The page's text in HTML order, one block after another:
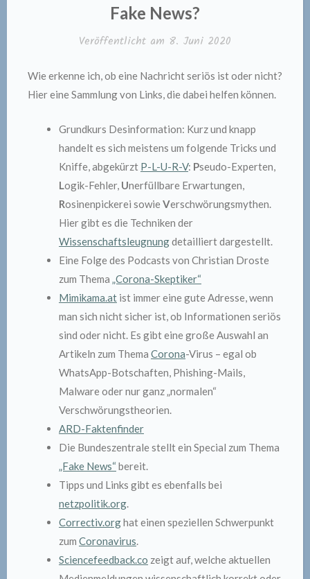
Fake News?
Veröffentlicht am 8. Juni 2020
Wie erkenne ich, ob eine Nachricht seriös ist oder nicht?
Hier eine Sammlung von Links, die dabei helfen können.
Grundkurs Desinformation: Kurz und knapp
handelt es sich meistens um folgende Tricks und
Kniffe, abgekürzt P-L-U-R-V: Pseudo-Experten,
Logik-Fehler, Unerfüllbare Erwartungen,
Rosinenpickerei sowieVerschwörungsmythen.
Hier gibt es die Techniken der
Wissenschaftsleugnungdetailliert dargestellt.
Eine Folge des Podcasts von Christian Droste
zum Thema „Corona-Skeptiker“
Mimikama.at ist immer eine gute Adresse, wenn
man sich nicht sicher ist, ob Informationen seriös
sind oder nicht. Es gibt eine große Auswahl an
Artikeln zum Thema Corona-Virus – egal ob
WhatsApp-Botschaften, Phishing-Mails,
Malware oder nur ganz „normalen“
Verschwörungstheorien.
ARD-Faktenfinder
Die Bundeszentrale stellt ein Special zum Thema
„Fake News“ bereit.
Tipps und Links gibt es ebenfalls bei
netzpolitik.org.
Correctiv.orghat einen speziellen Schwerpunkt
zum Coronavirus.
Sciencefeedback.co zeigt auf, welche aktuellen